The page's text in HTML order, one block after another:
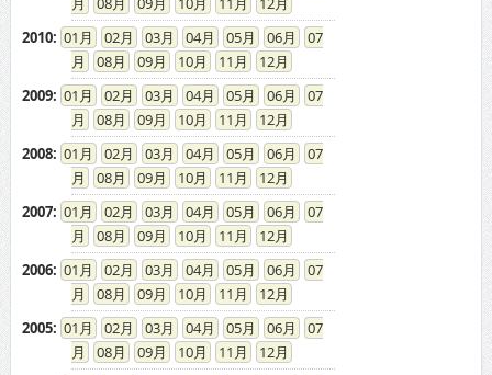
2010: 01 02 03 04 05 06
07
08
09 10 11
12
2009: 01 02 03 04 05 06
07
08
09 10 11
12
2008: 01 02 03 04 05 06
07
08
09 10 11
12
2007: 01 02 03 04 05 06
07
08
09 10 11
12
2006: 01 02 03 04 05 06
07
08
09 10 11
12
2005: 01 02 03 04 05 06
07
08
09 10 11
12